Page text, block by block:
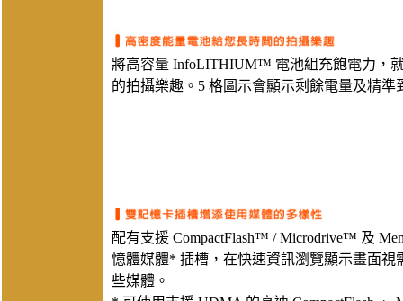
將高容量 InfoLITHIUM™ 電池組充飽電力，
的拍攝樂趣。5 格圖示會顯示剩餘電量及精準
配有支援 CompactFlash™ / Microdrive™ 及
憶體媒體* 插槽，在快速資訊瀏覽顯示畫面視
些媒體。